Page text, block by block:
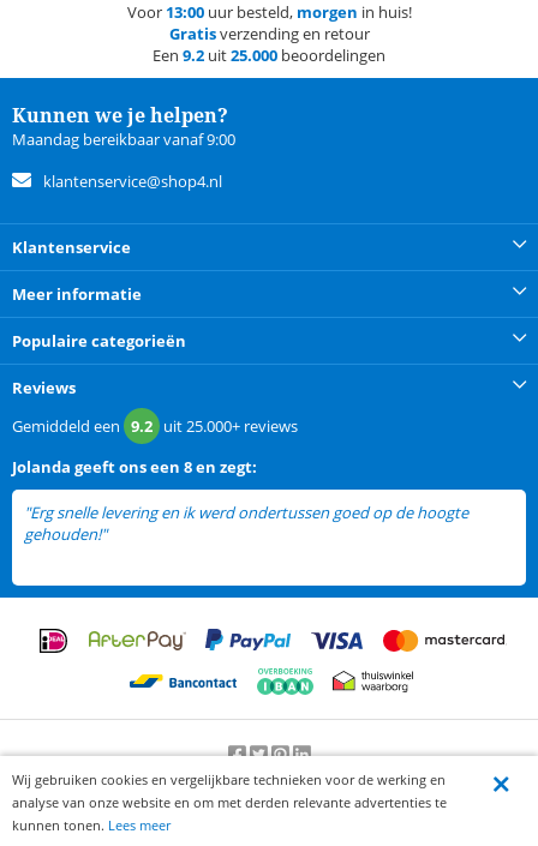
Voor 13:00uur besteld, morgen in huis!
Gratisverzending en retour
Een 9.2 uit25.000 beoordelingen
Kunnen we je helpen?
Maandag bereikbaar vanaf 9:00
klantenservice@shop4.nl
Klantenservice
Meer informatie
Populaire categorieën
Reviews
Gemiddeld een 9.2 uit25.000+ reviews
Jolanda geeft ons een 8 en zegt:
"Erg snelle levering en ik werd ondertussen goed op de hoogte
gehouden!"
Beoordeling door klanten:9.2/10-25000beoordelingen
Wij gebruiken cookies en vergelijkbare technieken voor de werking en
analyse van onze website en om met derden relevante advertenties te
kunnen tonen. Lees meer